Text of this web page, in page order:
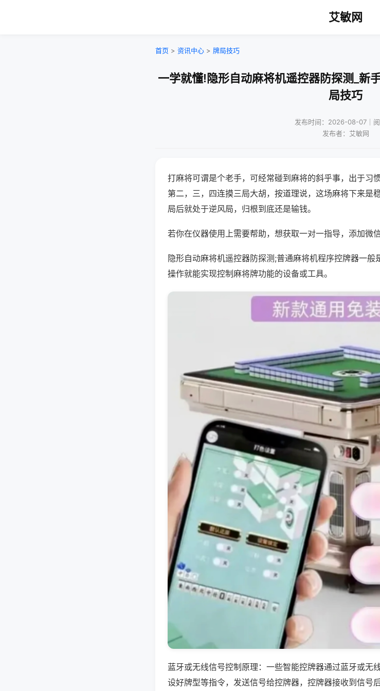
艾敏网
首页 > 资讯中心 > 牌局技巧
一学就懂!隐形自动麻将机遥控器防探测_新
局技巧
发布时间：2026-08-07｜阅
发布者：艾敏网
打麻将可谓是个老手，可经常碰到麻将的斜乎事，出于习
第二，三，四连摸三局大胡，按道理说，这场麻将下来是
局后就处于逆风局，归根到底还是输钱。
若你在仪器使用上需要帮助，想获取一对一指导，添加微
隐形自动麻将机遥控器防探测;普通麻将机程序控牌器一
操作就能实现控制麻将牌功能的设备或工具。
蓝牙或无线信号控制原理：一些智能控牌器通过蓝牙或无
设好牌型等指令，发送信号给控牌器，控牌器接收到信号